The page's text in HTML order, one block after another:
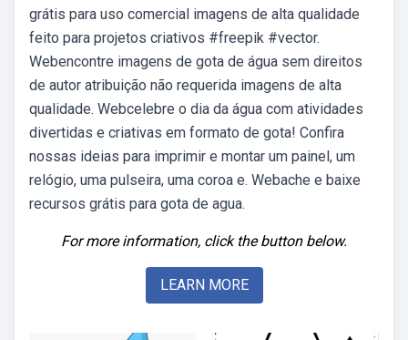
grátis para uso comercial imagens de alta qualidade
feito para projetos criativos #freepik #vector.
Webencontre imagens de gota de água sem direitos
de autor atribuição não requerida imagens de alta
qualidade. Webcelebre o dia da água com atividades
divertidas e criativas em formato de gota! Confira
nossas ideias para imprimir e montar um painel, um
relógio, uma pulseira, uma coroa e. Webache e baixe
recursos grátis para gota de agua.
For more information, click the button below.
LEARN MORE